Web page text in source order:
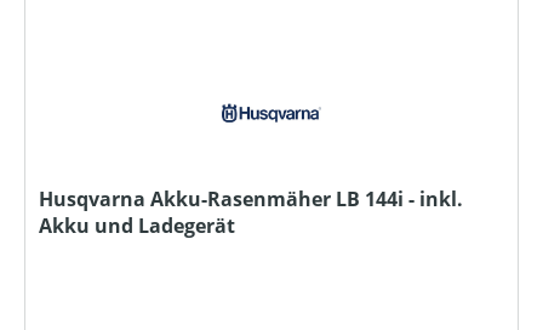
Husqvarna Akku-Rasenmäher LB 144i - inkl.
Akku und Ladegerät